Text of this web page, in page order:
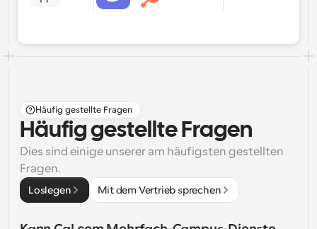
Häufig gestellte Fragen
Häufig gestellte Fragen
Dies sind einige unserer am häufigsten gestellten
Fragen.
Loslegen Mit dem Vertrieb sprechen